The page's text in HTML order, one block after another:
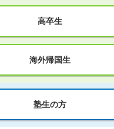
高卒生
海外帰国生
塾生の方